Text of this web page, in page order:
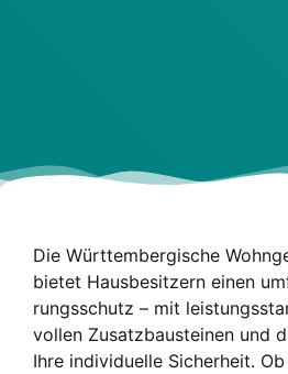
Die Würt­tem­ber­gi­sche
bie­tet Haus­be­sit­zern einen
rungs­schutz – mit
vol­len Zusatz­bau­stei­nen und
Ihre indi­vi­du­el­le Sicher­heit.